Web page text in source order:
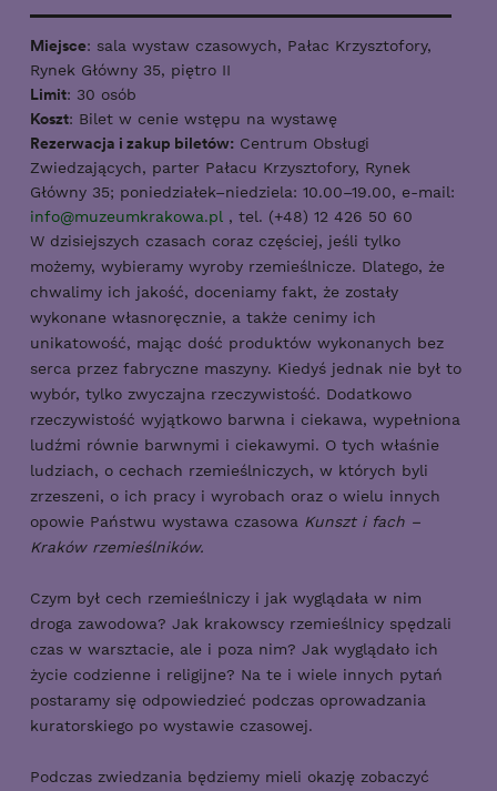
Miejsce: sala wystaw czasowych, Pałac Krzysztofory,
Rynek Główny 35, piętro II
Limit: 30 osób
Koszt: Bilet w cenie wstępu na wystawę
Rezerwacja i zakup biletów: Centrum Obsługi
Zwiedzających, parter Pałacu Krzysztofory, Rynek
Główny 35; poniedziałek–niedziela: 10.00–19.00, e-mail:
info@muzeumkrakowa.pl , tel. (+48) 12 426 50 60
W dzisiejszych czasach coraz częściej, jeśli tylko
możemy, wybieramy wyroby rzemieślnicze. Dlatego, że
chwalimy ich jakość, doceniamy fakt, że zostały
wykonane własnoręcznie, a także cenimy ich
unikatowość, mając dość produktów wykonanych bez
serca przez fabryczne maszyny. Kiedyś jednak nie był to
wybór, tylko zwyczajna rzeczywistość. Dodatkowo
rzeczywistość wyjątkowo barwna i ciekawa, wypełniona
ludźmi równie barwnymi i ciekawymi. O tych właśnie
ludziach, o cechach rzemieślniczych, w których byli
zrzeszeni, o ich pracy i wyrobach oraz o wielu innych
opowie Państwu wystawa czasowa Kunszt i fach –
Kraków rzemieślników.
Czym był cech rzemieślniczy i jak wyglądała w nim
droga zawodowa? Jak krakowscy rzemieślnicy spędzali
czas w warsztacie, ale i poza nim? Jak wyglądało ich
życie codzienne i religijne? Na te i wiele innych pytań
postaramy się odpowiedzieć podczas oprowadzania
kuratorskiego po wystawie czasowej.
Podczas zwiedzania będziemy mieli okazję zobaczyć